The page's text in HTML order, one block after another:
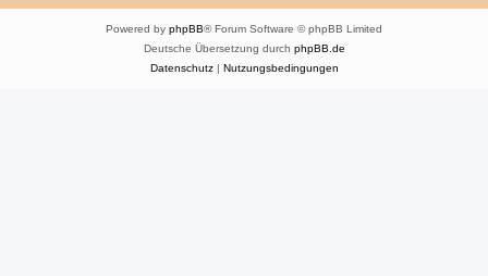
Powered by phpBB® Forum Software © phpBB Limited
Deutsche Übersetzung durch phpBB.de
Datenschutz| Nutzungsbedingungen